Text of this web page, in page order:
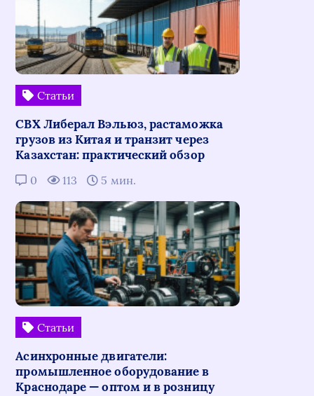
Статьи
СВХ Либерал Вэльюз, растаможка
грузов из Китая и транзит через
Казахстан: практический обзор
0 113 5 мин.
Статьи
Асинхронные двигатели:
промышленное оборудование в
Краснодаре — оптом и в розницу